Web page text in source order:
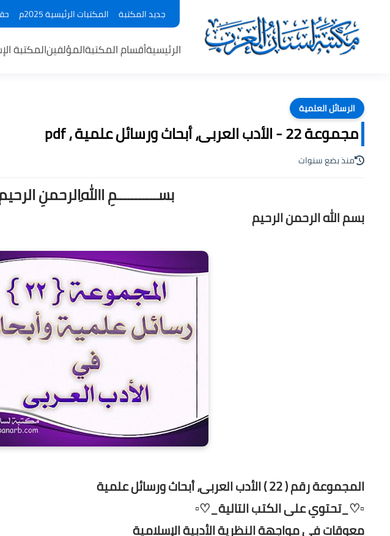
جديد المكتبة المكتبات الرئيسية 2025م
الرئيسيةأقسام المكتبةالمؤلفينالمكتبة
الرسائل العلمية
مجموعة 22 - الأدب العربى، أبحاث ورسائل علمية ، pdf
منذ بضع سنوات
بســـــــــــمِ اﷲِالرحمنِ
بسم الله الرحمن الرحيم
المجموعة رقم ( 22 ) الأدب العربى، أبحاث ورسائل علمية
▫️♡_تحتوي على الكتب التالية_♡▫️
معوقات في مواجهة النظرية الأدبية الإسلامية